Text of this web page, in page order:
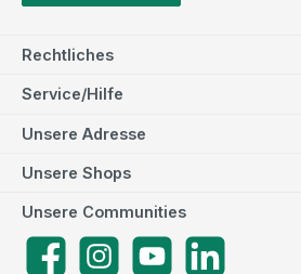
Rechtliches
Service/Hilfe
Unsere Adresse
Unsere Communities
FacebookInstagramYouTube LinkedIn
Unsere Shops